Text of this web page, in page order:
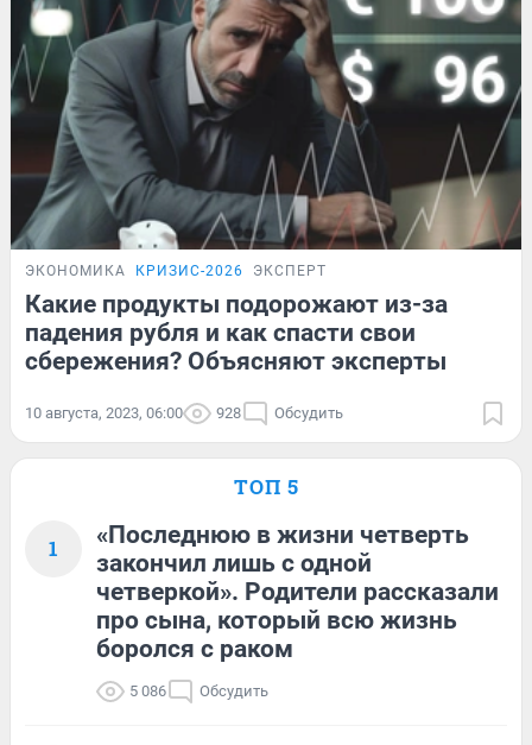
ЭКОНОМИКА КРИЗИС-2026 ЭКСПЕРТ
Какие продукты подорожают из-за
падения рубля и как спасти свои
сбережения? Объясняют эксперты
10 августа, 2023, 06:00 928 Обсудить
ТОП 5
1
«Последнюю в жизни четверть
закончил лишь с одной
четверкой». Родители рассказали
про сына, который всю жизнь
боролся с раком
5 086 Обсудить